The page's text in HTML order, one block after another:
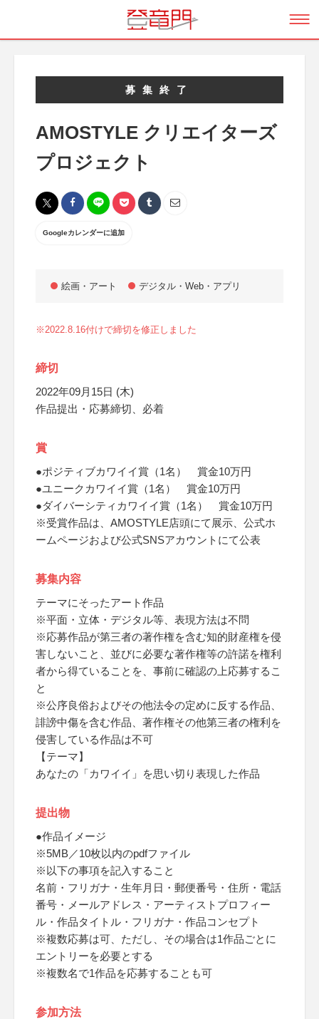
募集終了
AMOSTYLE クリエイターズ
プロジェクト
Googleカレンダーに追加
絵画・アート デジタル・Web・アプリ
※2022.8.16付けで締切を修正しました
締切
2022年09月15日 (木)
作品提出・応募締切、必着
賞
●ポジティブカワイイ賞（1名） 賞金10万円
●ユニークカワイイ賞（1名） 賞金10万円
●ダイバーシティカワイイ賞（1名） 賞金10万円
※受賞作品は、AMOSTYLE店頭にて展示、公式ホ
ームページおよび公式SNSアカウントにて公表
募集内容
テーマにそったアート作品
※平面・立体・デジタル等、表現方法は不問
※応募作品が第三者の著作権を含む知的財産権を侵
害しないこと、並びに必要な著作権等の許諾を権利
者から得ていることを、事前に確認の上応募するこ
と
※公序良俗およびその他法令の定めに反する作品、
誹謗中傷を含む作品、著作権その他第三者の権利を
侵害している作品は不可
【テーマ】
あなたの「カワイイ」を思い切り表現した作品
提出物
●作品イメージ
※5MB／10枚以内のpdfファイル
※以下の事項を記入すること
名前・フリガナ・生年月日・郵便番号・住所・電話
番号・メールアドレス・アーティストプロフィー
ル・作品タイトル・フリガナ・作品コンセプト
※複数応募は可、ただし、その場合は1作品ごとに
エントリーを必要とする
※複数名で1作品を応募することも可
参加方法